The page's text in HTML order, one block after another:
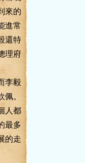
來的
進常
還特
理府
李毅
。
人都
最多
的走